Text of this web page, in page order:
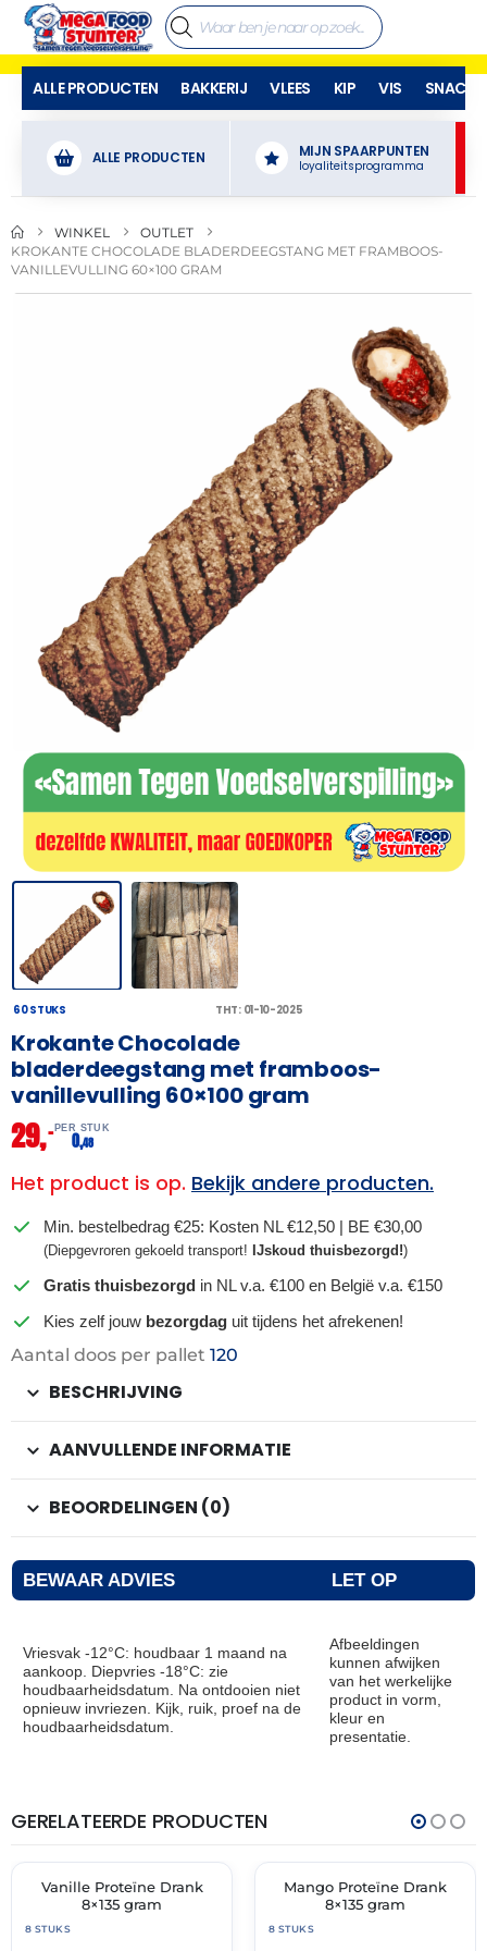
ALLE PRODUCTEN BAKKERIJ VLEES KIP VIS SNACKS
ALLE PRODUCTEN MIJN SPAARPUNTEN
loyaliteitsprogramma
WINKEL
OUTLET
KROKANTE CHOCOLADE BLADERDEEGSTANG MET FRAMBOOS-
VANILLEVULLING 60×100 GRAM
60 STUKS THT: 01-10-2025
Krokante Chocolade
bladerdeegstang met framboos-
vanillevulling 60×100 gram
29,– PER STUK
0,48
Het product is op. Bekijk andere producten.
Min. bestelbedrag €25: Kosten NL €12,50 | BE €30,00
(Diepgevroren gekoeld transport! IJskoud thuisbezorgd!)
Gratis thuisbezorgd in NL v.a. €100 en België v.a. €150
Kies zelf jouw bezorgdag uit tijdens het afrekenen!
Aantal doos per pallet 120
BESCHRIJVING
AANVULLENDE INFORMATIE
BEOORDELINGEN (0)
BEWAAR ADVIES LET OP
Vriesvak -12°C: houdbaar 1 maand na
aankoop. Diepvries -18°C: zie
houdbaarheidsdatum. Na ontdooien niet
opnieuw invriezen. Kijk, ruik, proef na de
houdbaarheidsdatum.
Afbeeldingen
kunnen afwijken
van het werkelijke
product in vorm,
kleur en
presentatie.
GERELATEERDE PRODUCTEN
🔥 OP=OP
THT:
31-
Vanille Proteïne Drank
8×135 gram
8 STUKS
🔥 OP=OP
Mango Proteïne Drank
8×135 gram
8 STUKS